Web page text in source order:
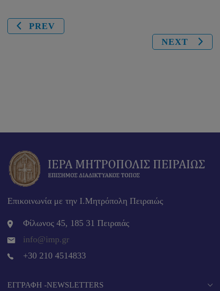
PREV
NEXT
Επικοινωνία με την Ι.Μητρόπολη Πειραιώς
Φίλωνος 45, 185 31 Πειραιάς
info@imp.gr
+30 210 4514833
EΓΓΡΑΦΉ -NEWSLETTERS